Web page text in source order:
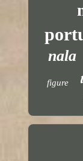
nala
figure